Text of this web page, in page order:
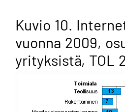
Kuvio 10.
vuonna 2009,
yrityksistä, TOL